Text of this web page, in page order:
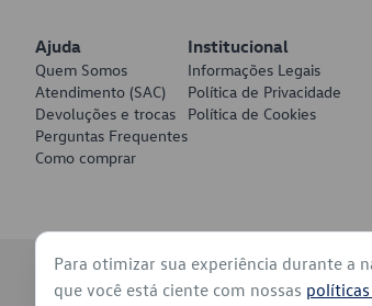
Ajuda
Quem Somos
Atendimento (SAC)
Devoluções e trocas
Perguntas Frequentes
Como comprar
Institucional
Informações Legais
Política de Privacidade
Política de Cookies
© 2026 - Volkswagen do Brasil - Todos os
Para otimizar sua experiência durante a
que você está ciente com nossas